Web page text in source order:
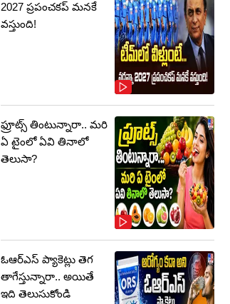
2027 ప్రపంచకప్‌ మనకే
వస్తుంది!
ఫ్రూట్స్‌ తింటున్నారా.. మరి
ఏ టైంలో ఏవి తినాలో
తెలుసా?
ఓఆర్‌ఎస్‌ ప్యాకెట్లు తెగ
తాగేస్తున్నారా.. అయితే
ఇది తెలుసుకోండి